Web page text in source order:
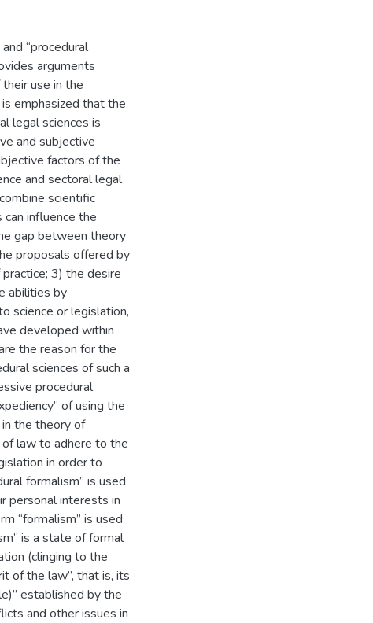
“procedural
arguments
use in the
emphasized that the
legal sciences is
and subjective
factors of the
and sectoral legal
scientific
influence the
gap between theory
proposals offered by
3) the desire
abilities by
science or legislation,
developed within
the reason for the
sciences of such a
procedural
of using the
in the theory of
of law to adhere to the
in order to
formalism” is used
personal interests in
“formalism” is used
is a state of formal
(clinging to the
of the law”, that is, its
established by the
and other issues in